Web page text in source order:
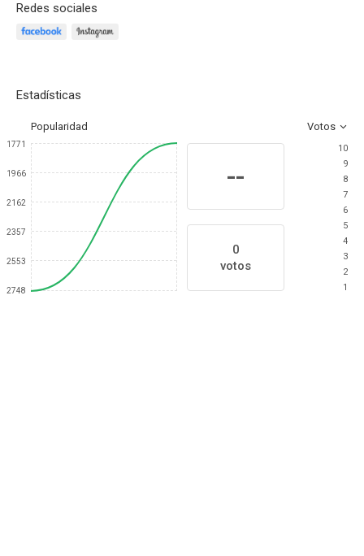
Redes sociales
Estadísticas
Popularidad Votos
1771
1966
2162
2357
2553
2748
--
0
votos
10
9
8
7
6
5
4
3
2
1